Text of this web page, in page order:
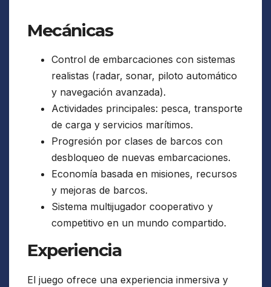
Mecánicas
Control de embarcaciones con sistemas
realistas (radar, sonar, piloto automático
y navegación avanzada).
Actividades principales: pesca, transporte
de carga y servicios marítimos.
Progresión por clases de barcos con
desbloqueo de nuevas embarcaciones.
Economía basada en misiones, recursos
y mejoras de barcos.
Sistema multijugador cooperativo y
competitivo en un mundo compartido.
Experiencia
El juego ofrece una experiencia inmersiva y